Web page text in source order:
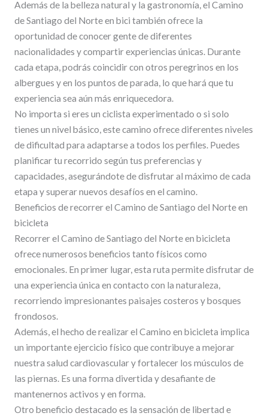
Además de la belleza natural y la gastronomía, el Camino
de Santiago del Norte en bici también ofrece la
oportunidad de conocer gente de diferentes
nacionalidades y compartir experiencias únicas. Durante
cada etapa, podrás coincidir con otros peregrinos en los
albergues y en los puntos de parada, lo que hará que tu
experiencia sea aún más enriquecedora.
No importa si eres un ciclista experimentado o si solo
tienes un nivel básico, este camino ofrece diferentes niveles
de dificultad para adaptarse a todos los perfiles. Puedes
planificar tu recorrido según tus preferencias y
capacidades, asegurándote de disfrutar al máximo de cada
etapa y superar nuevos desafíos en el camino.
Beneficios de recorrer el Camino de Santiago del Norte en
bicicleta
Recorrer el Camino de Santiago del Norte en bicicleta
ofrece numerosos beneficios tanto físicos como
emocionales. En primer lugar, esta ruta permite disfrutar de
una experiencia única en contacto con la naturaleza,
recorriendo impresionantes paisajes costeros y bosques
frondosos.
Además, el hecho de realizar el Camino en bicicleta implica
un importante ejercicio físico que contribuye a mejorar
nuestra salud cardiovascular y fortalecer los músculos de
las piernas. Es una forma divertida y desafiante de
mantenernos activos y en forma.
Otro beneficio destacado es la sensación de libertad e